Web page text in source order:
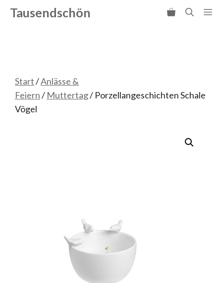
Zum
Inhalt
Tausendschön
Start/Anlässe &
Feiern/ Muttertag/ Porzellangeschichten Schale
Vögel